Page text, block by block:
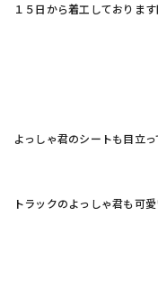
１５日から着工しておりま
よっしゃ君のシートも目立
トラックのよっしゃ君も可